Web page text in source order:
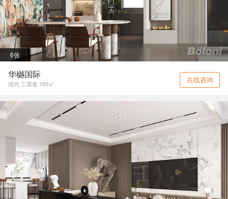
6张
华樾国际
现代 三居室 100㎡ 在线咨询